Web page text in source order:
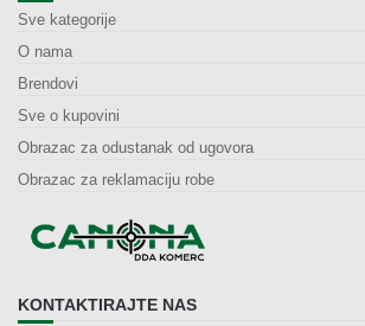
Sve kategorije
O nama
Brendovi
Sve o kupovini
Obrazac za odustanak od ugovora
Obrazac za reklamaciju robe
KONTAKTIRAJTE NAS